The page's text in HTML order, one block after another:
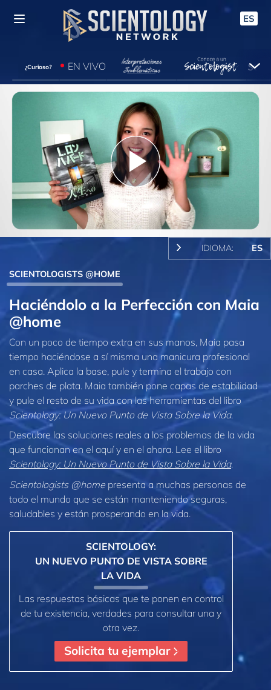
ES
¿Curioso? EN VIVO
Play
Video
IDIOMA: ES
SCIENTOLOGISTS @HOME
Haciéndolo a la Perfección con Maia
@home
Con un poco de tiempo extra en sus manos, Maia pasa
tiempo haciéndose a sí misma una manicura profesional
en casa. Aplica la base, pule y termina el trabajo con
parches de plata. Maia también pone capas de estabilidad
y pule el resto de su vida con las herramientas del libro
Scientology: Un Nuevo Punto de Vista Sobre la Vida.
Descubre las soluciones reales a los problemas de la vida
que funcionan en el aquí y en el ahora. Lee el libro
Scientology: Un Nuevo Punto de Vista Sobre la Vida.
Scientologists @home presenta a muchas personas de
todo el mundo que se están manteniendo seguras,
saludables y están prosperando en la vida.
SCIENTOLOGY:
UN NUEVO PUNTO DE VISTA SOBRE
LA VIDA
Las respuestas básicas que te ponen en control
de tu existencia, verdades para consultar una y
otra vez.
Solicita tu ejemplar